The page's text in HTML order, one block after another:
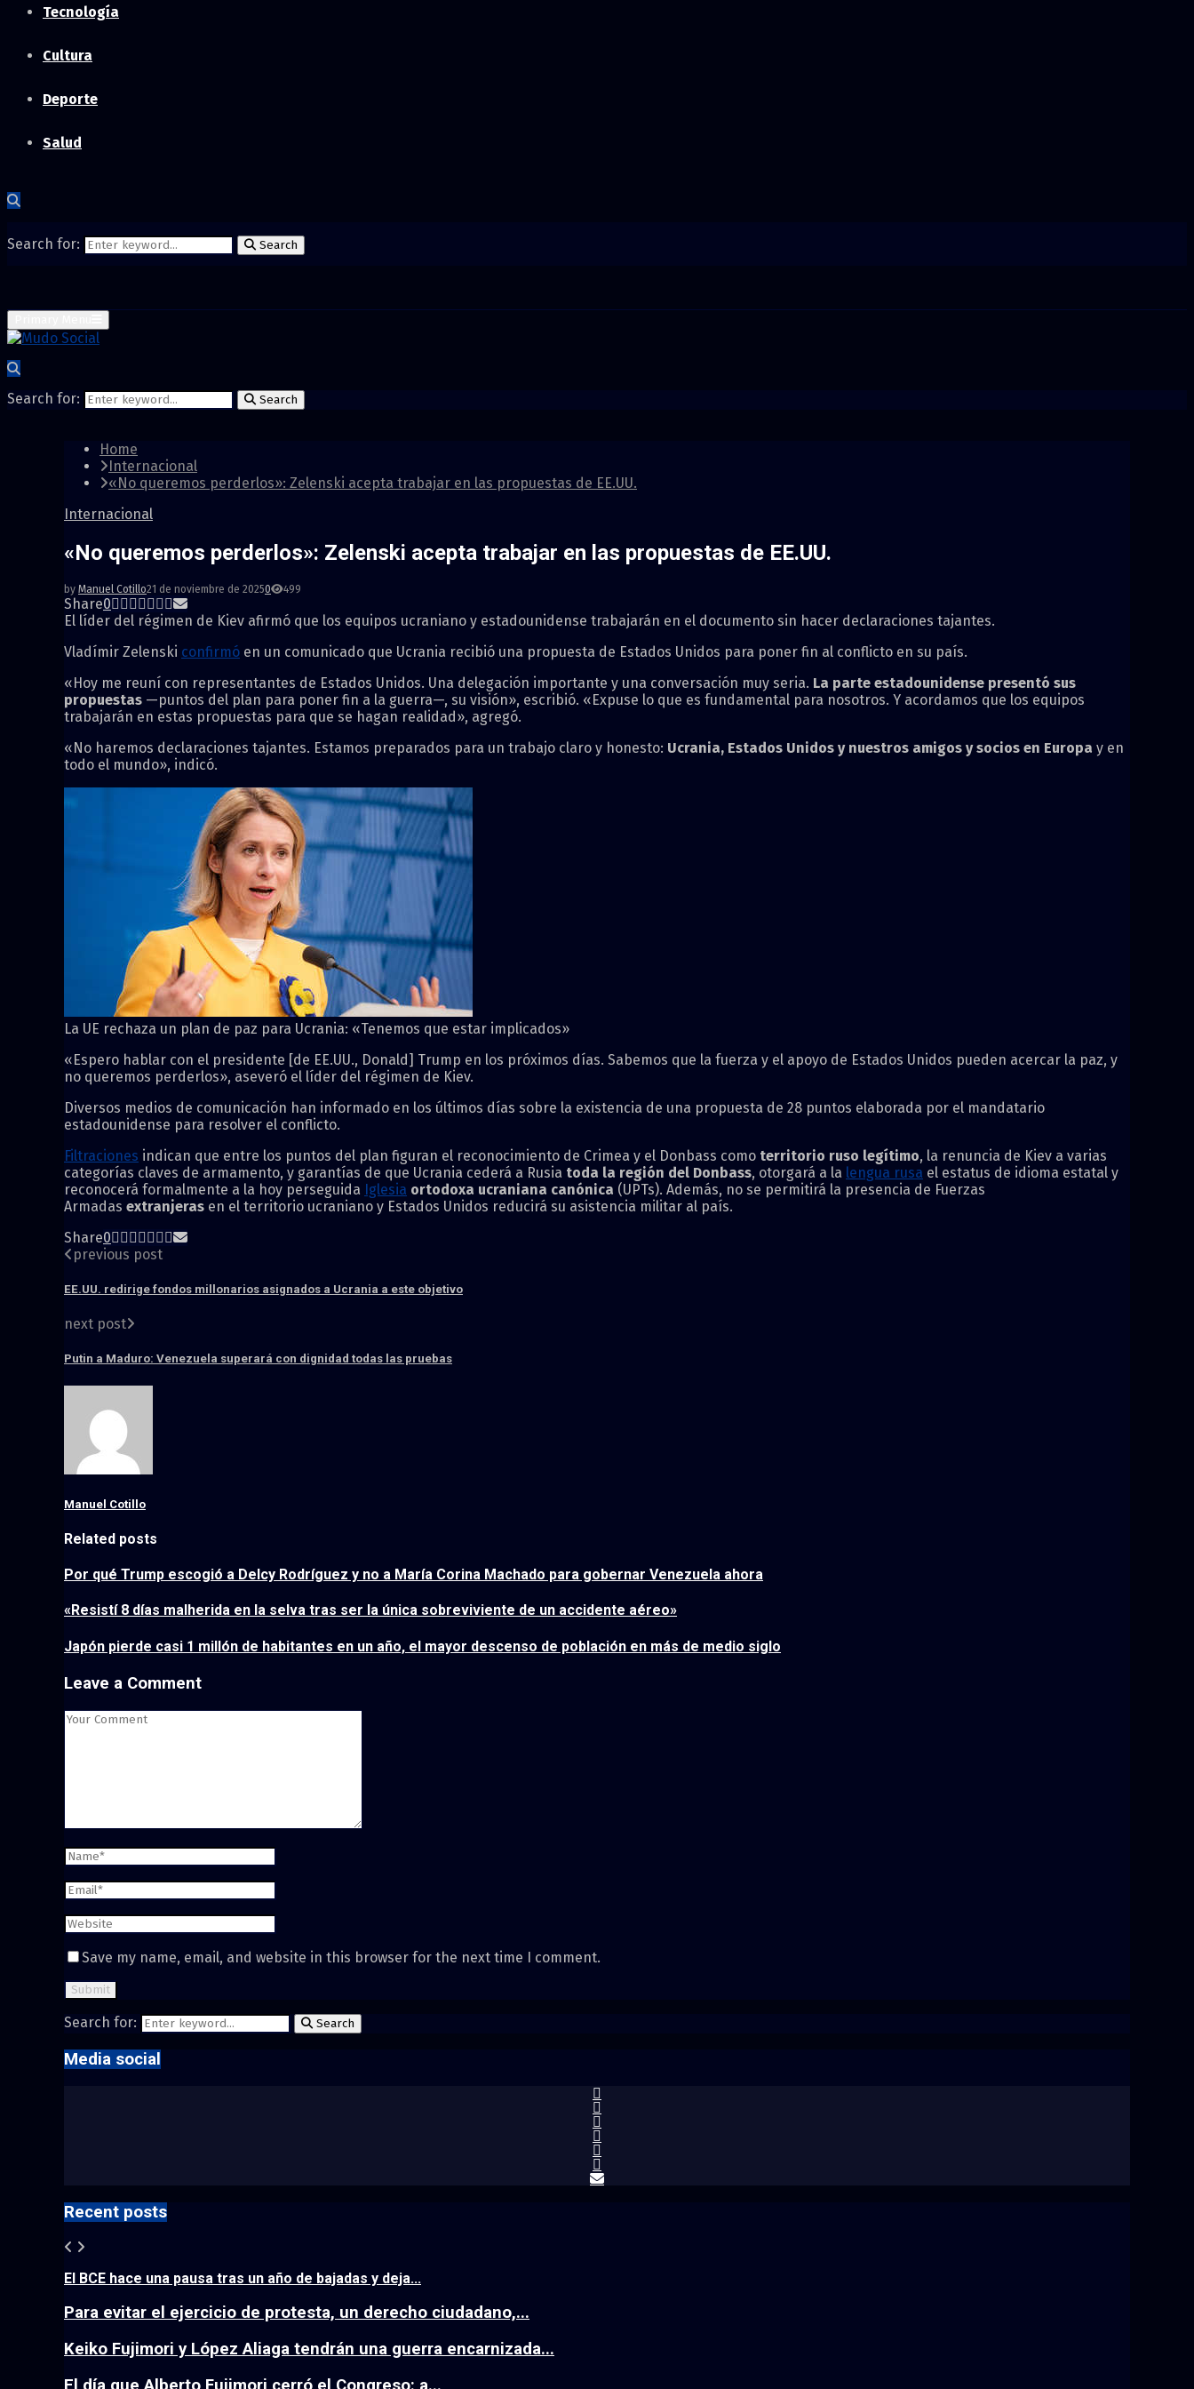
Tecnología
Cultura
Deporte
Salud
Search for: Search
Search for: Search
Home
Internacional
«No queremos perderlos»: Zelenski acepta trabajar en las propuestas de EE.UU.
Internacional
«No queremos perderlos»: Zelenski acepta trabajar en las propuestas de EE.UU.
by Manuel Cotillo21 de noviembre de 20250 499
Share0
El líder del régimen de Kiev afirmó que los equipos ucraniano y estadounidense trabajarán en el documento sin hacer declaraciones tajantes.
Vladímir Zelenski confirmó en un comunicado que Ucrania recibió una propuesta de Estados Unidos para poner fin al conflicto en su país.
«Hoy me reuní con representantes de Estados Unidos. Una delegación importante y una conversación muy seria. La parte estadounidense presentó sus
propuestas —puntos del plan para poner fin a la guerra—, su visión», escribió. «Expuse lo que es fundamental para nosotros. Y acordamos que los equipos
trabajarán en estas propuestas para que se hagan realidad», agregó.
«No haremos declaraciones tajantes. Estamos preparados para un trabajo claro y honesto: Ucrania, Estados Unidos y nuestros amigos y socios en Europa y en
todo el mundo», indicó.
La UE rechaza un plan de paz para Ucrania: «Tenemos que estar implicados»
«Espero hablar con el presidente [de EE.UU., Donald] Trump en los próximos días. Sabemos que la fuerza y ​​el apoyo de Estados Unidos pueden acercar la paz, y
no queremos perderlos», aseveró el líder del régimen de Kiev.
Diversos medios de comunicación han informado en los últimos días sobre la existencia de una propuesta de 28 puntos elaborada por el mandatario
estadounidense para resolver el conflicto.
Filtraciones indican que entre los puntos del plan figuran el reconocimiento de Crimea y el Donbass como territorio ruso legítimo, la renuncia de Kiev a varias
categorías claves de armamento, y garantías de que Ucrania cederá a Rusia toda la región del Donbass, otorgará a la lengua rusa el estatus de idioma estatal y
reconocerá formalmente a la hoy perseguida Iglesia ortodoxa ucraniana canónica (UPTs). Además, no se permitirá la presencia de Fuerzas
Armadas extranjeras en el territorio ucraniano y Estados Unidos reducirá su asistencia militar al país.
Share0
previous post
EE.UU. redirige fondos millonarios asignados a Ucrania a este objetivo
next post
Putin a Maduro: Venezuela superará con dignidad todas las pruebas
Manuel Cotillo
Related posts
Por qué Trump escogió a Delcy Rodríguez y no a María Corina Machado para gobernar Venezuela ahora
«Resistí 8 días malherida en la selva tras ser la única sobreviviente de un accidente aéreo»
Japón pierde casi 1 millón de habitantes en un año, el mayor descenso de población en más de medio siglo
Leave a Comment
Save my name, email, and website in this browser for the next time I comment.
Search for: Search
Media social
Recent posts
El BCE hace una pausa tras un año de bajadas y deja...
Para evitar el ejercicio de protesta, un derecho ciudadano,...
Keiko Fujimori y López Aliaga tendrán una guerra encarnizada...